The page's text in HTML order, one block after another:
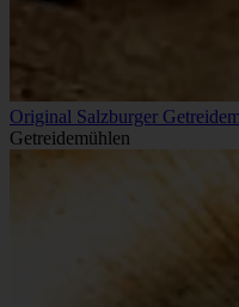
Original Salzburger
Getreidemühlen